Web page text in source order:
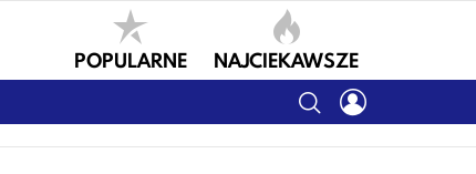
POPULARNE NAJCIEKAWSZE
SEARCH